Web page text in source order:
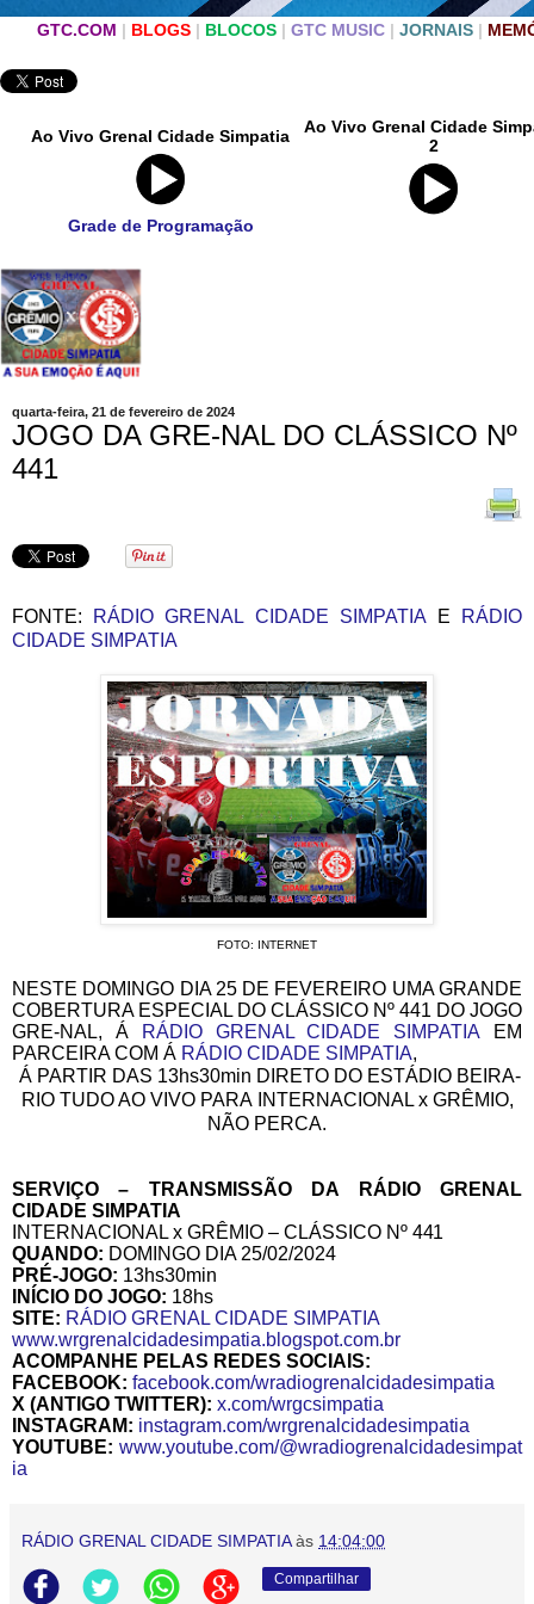
GTC.COM | BLOGS| BLOCOS| GTC MUSIC| JORNAIS|
Ao Vivo Grenal Cidade Simpatia
Grade de Programação
Ao Vivo Grenal Cidade
2
quarta-feira, 21 de fevereiro de 2024
JOGO DA GRE-NAL DO CLÁSSICO Nº
441
FONTE: RÁDIO GRENAL CIDADE SIMPATIA E
RÁDIO
CIDADE SIMPATIA
FOTO: INTERNET
NESTE DOMINGO DIA 25 DE FEVEREIRO UMA GRANDE
COBERTURA ESPECIAL DO CLÁSSICO Nº 441 DO JOGO
GRE-NAL, Á RÁDIO GRENAL CIDADE SIMPATIA EM
PARCEIRA COM Á RÁDIO CIDADE SIMPATIA,
Á PARTIR DAS 13hs30min DIRETO DOESTÁDIO BEIRA-
RIO TUDO AO VIVO PARA INTERNACIONAL x GRÊMIO,
NÃO PERCA.
SERVIÇO – TRANSMISSÃO DA RÁDIO GRENAL
CIDADE SIMPATIA
INTERNACIONAL x GRÊMIO – C LÁSSICO Nº 441
QUANDO: DOMINGO D IA 25/02/2024
PRÉ-JOGO: 13hs30min
NÍCIO DO JOGO: 18hs
SITE: RÁDIO GRENAL CIDADE SIMPATIA
www.wrgrenalcidadesimpatia.blogspot.com.br
ACOMPANHE PELAS REDES SOCIAIS:
FACEBOOK: facebook.com/wradiogrenalcidadesimpatia
X (ANTIGO TWITTER): x.com/wrgcsimpatia
INSTAGRAM: instagram.com/wrgrenalcidadesimpatia
YOUTUBE: www.youtube.com/@wradiogrenalcidadesimpat
ia
RÁDIO GRENAL CIDADE SIMPATIA às 14:04:00
Compartilhar